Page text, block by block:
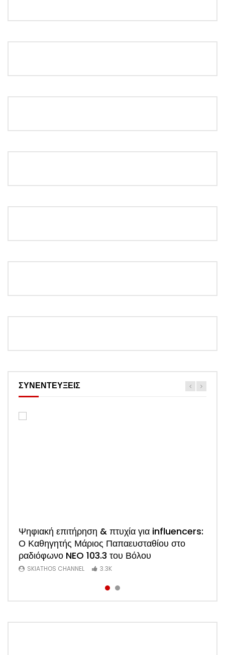
ΣΥΝΕΝΤΕΥΞΕΙΣ
Ψηφιακή επιτήρηση & πτυχία για influencers:
Ο Καθηγητής Μάριος Παπαευσταθίου στο
ραδιόφωνο NEO 103.3 του Βόλου
SKIATHOS CHANNEL 3.3K
ΑΠΟΚΛΕΙΣΤΙΚΟ: Η πρώτη συνέντευξη του
νέου Προέδρου Ξενοδόχων Σκιάθου Άκη
Τσαρούχη (Video)
SKIATHOS CHANNEL 1